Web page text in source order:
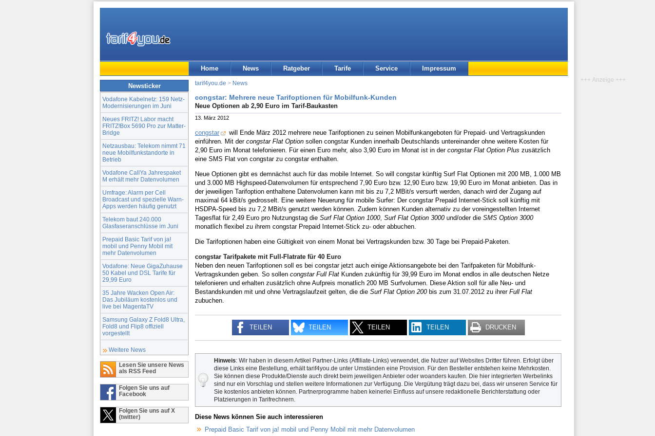
Home News Ratgeber Tarife Service Impressum
Newsticker
Vodafone Kabelnetz: 159 Netz-
Modernisierungen im Juni
Neues FRITZ! Labor macht
FRITZ!Box 5690 Pro zur Matter-
Bridge
Netzausbau: Telekom nimmt 71
neue Mobilfunkstandorte in
Betrieb
Vodafone CallYa Jahrespaket
M erhält mehr Datenvolumen
Umfrage: Alarm per Cell
Broadcast und spezielle Warn-
Apps werden häufig genutzt
Telekom baut 240.000
Glasfaseranschlüsse im Juni
Prepaid Basic Tarif von ja!
mobil und Penny Mobil mit
mehr Datenvolumen
Vodafone: Neue GigaZuhause
50 Kabel und DSL Tarife für
29,99 Euro
35 Jahre Wacken Open Air:
Das Jubiläum kostenlos und
live bei MagentaTV
Samsung Galaxy Z Fold8 Ultra,
Fold8 und Flip8 offiziell
vorgestellt
Weitere News
Lesen Sie unsere News
als RSS Feed
Folgen Sie uns auf
Facebook
Folgen Sie uns auf X
(twitter)
tarif4you.de > News
congstar: Mehrere neue Tarifoptionen für Mobilfunk-Kunden
Neue Optionen ab 2,90 Euro im Tarif-Baukasten
13. März 2012
congstar
will Ende März 2012 mehrere neue Tarifoptionen zu seinen Mobilfunkangeboten für Prepaid- und Vertragskunden
einführen. Mit der congstar Flat Option sollen congstar Kunden innerhalb Deutschlands untereinander ohne weitere Kosten für
2,90 Euro im Monat telefonieren. Für einen Euro mehr, also 3,90 Euro im Monat ist in der congstar Flat Option Plus zusätzlich
eine SMS Flat von congstar zu congstar enthalten.
Neue Optionen gibt es demnächst auch für das mobile Internet. So will congstar künftig Surf Flat Optionen mit 200 MB, 1.000 MB
und 3.000 MB Highspeed-Datenvolumen für entsprechend 7,90 Euro bzw. 12,90 Euro bzw. 19,90 Euro im Monat anbieten. Das in
der jeweiligen Tarifoption enthaltene Datenvolumen kann mit bis zu 7,2 MBit/s versurft werden, danach wird der Zugang auf
maximal 64 kBit/s gedrosselt. Eine weitere Neuerung für mobile Surfer: Der congstar Prepaid Internet-Stick soll künftig mit
HSDPA-Speed bis zu 7,2 MBit/s genutzt werden können. Zudem können Kunden alternativ zu der voreingestellten Internet
Tagesflat für 2,49 Euro pro Nutzungstag die Surf Flat Option 1000, Surf Flat Option 3000und/oder die SMS Option 3000
monatlich flexibel zu ihrem congstar Prepaid Internet-Stick zu- oder abbuchen.
Die Tarifoptionen haben eine Gültigkeit von einem Monat bei Vertragskunden bzw. 30 Tage bei Prepaid-Paketen.
congstar Tarifpakete mit Full-Flatrate für 40 Euro
Neben den neuen Tarifoptionen soll es bei congstar jetzt auch einige Aktionsangebote bei den Tarifpaketen für Mobilfunk-
Vertragskunden geben. So sollen congstar Full Flat Kunden zukünftig für 39,99 Euro im Monat endlos in alle deutschen Netze
telefonieren und erhalten zusätzlich ohne Aufpreis monatlich 200 MB Surfvolumen. Diese Aktion soll für alle Neu- und
Bestandskunden mit und ohne Vertragslaufzeit gelten, die die Surf Flat Option 200bis zum 31.07.2012 zu ihrer Full Flat
zubuchen.
TEILEN TEILEN TEILEN TEILEN DRUCKEN
Hinweis: Wir haben in diesem Artikel Partner-Links (Affiliate-Links) verwendet, die Nutzer auf Websites Dritter führen. Erfolgt über
diese Links eine Bestellung, erhält tarif4you.de unter Umständen eine Provision. Für den Besteller entstehen keine Mehrkosten.
Sie können diese Produkte/Dienste auch direkt beim jeweiligen Anbieter oder woanders kaufen. Die hier integrierten Werbelinks
sind nur ein Vorschlag und stellen weitere Informationen zur Verfügung. Die Vergütung trägt dazu bei, dass wir unseren Service für
Sie kostenlos anbieten können. Partnerprogramme haben keinerlei Einfluss auf unsere redaktionelle Berichterstattung oder
Platzierungen in Tarifrechnern.
Diese News können Sie auch interessieren
Prepaid Basic Tarif von ja! mobil und Penny Mobil mit mehr Datenvolumen
+++ Anzeige +++